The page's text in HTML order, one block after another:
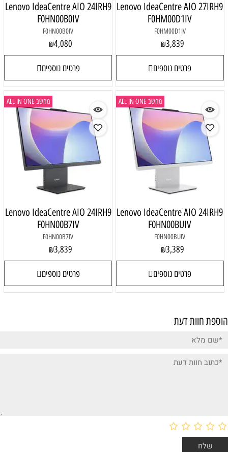
Lenovo IdeaCentre AIO 27IRH9
F0HM00D1IV
F0HM00D1IV
₪3,839
פרטים נוספים
Lenovo IdeaCentre AIO 24IRH9
F0HN00B0IV
F0HN00B0IV
₪4,080
פרטים נוספים
מחשב ALL IN ONE
Lenovo IdeaCentre AIO 24IRH9
F0HN00BUIV
F0HN00BUIV
₪3,389
פרטים נוספים
מחשב ALL IN ONE
Lenovo IdeaCentre AIO 24IRH9
F0HN00B7IV
F0HN00B7IV
₪3,839
פרטים נוספים
הוספת חוות דעת